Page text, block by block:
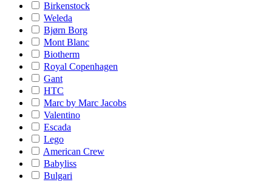
Birkenstock
Weleda
Bjørn Borg
Mont Blanc
Biotherm
Royal Copenhagen
Gant
HTC
Marc by Marc Jacobs
Valentino
Escada
Lego
American Crew
Babyliss
Bulgari